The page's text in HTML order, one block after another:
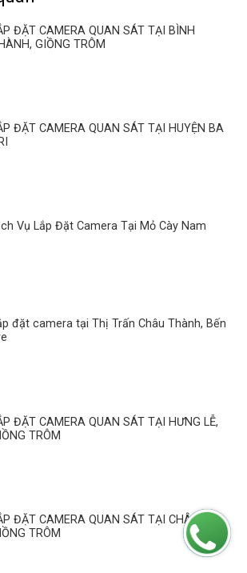
ĐẶT CAMERA QUAN SÁT TẠI BÌNH
GIỒNG TRÔM
ĐẶT CAMERA QUAN SÁT TẠI HUYỆN BA
Vụ Lắp Đặt Camera Tại Mỏ Cày Nam
đặt camera tại Thị Trấn Châu Thành, Bến
ĐẶT CAMERA QUAN SÁT TẠI HƯNG LỄ,
TRÔM
ĐẶT CAMERA QUAN SÁT TẠI CHÂU HÒA,
TRÔM